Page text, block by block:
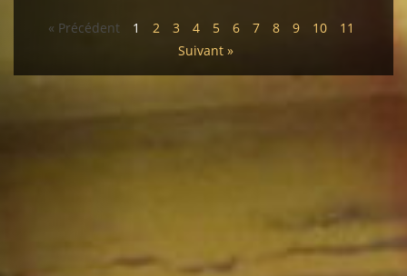
« Précédent 1 2 3 4 5 6 7 8 9 10
11
Suivant »